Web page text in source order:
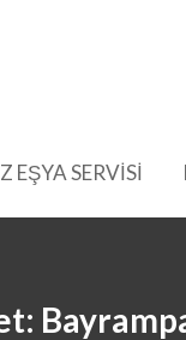
EŞYA SERVİSİ